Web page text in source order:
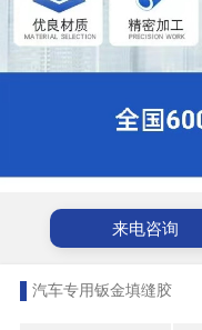
来电咨询
汽车专用钣金填缝胶